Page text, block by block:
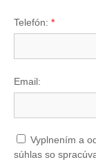
Telefón: *
Email:
Vyplnením a
súhlas so